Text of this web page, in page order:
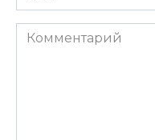
Комментарий